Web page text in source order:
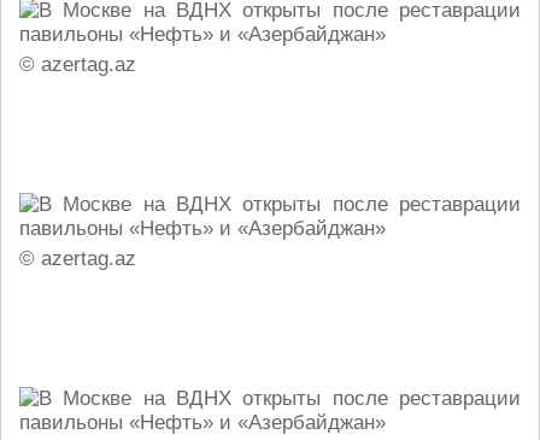
© azertag.az
© azertag.az